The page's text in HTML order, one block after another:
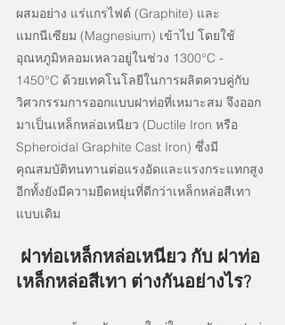
ผสมอย่าง แร่แกรไฟต์ (Graphite) และ
แมกนีเซียม (Magnesium) เข้าไป โดยใช้
อุณหภูมิหลอมเหลวอยู่ในช่วง 1300°C -
1450°C ด้วยเทคโนโลยีในการผลิตควบคู่กับ
วิศวกรรมการออกแบบฝาท่อที่เหมาะสม จึงออก
มาเป็นเหล็กหล่อเหนียว (Ductile Iron หรือ
Spheroidal Graphite Cast Iron) ซึ่งมี
คุณสมบัติทนทานต่อแรงอัดและแรงกระแทกสูง
อีกทั้งยังมีความยืดหยุ่นที่ดีกว่าเหล็กหล่อสีเทา
แบบเดิม
เหล็กหล่อสีเทา ต่างกันอย่างไร?